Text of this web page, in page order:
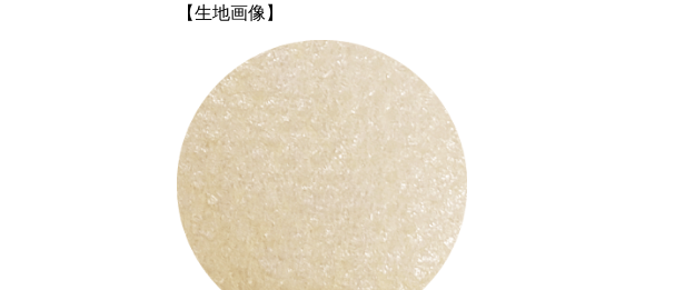
【生地画像】